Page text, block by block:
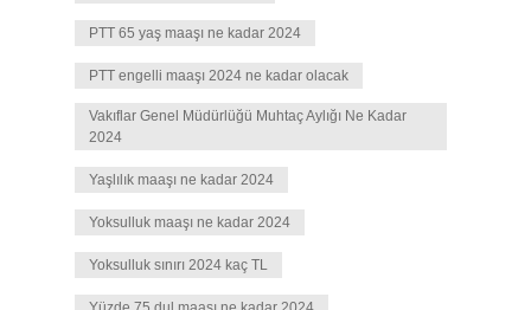
PTT 65 yaş maaşı ne kadar 2024
PTT engelli maaşı 2024 ne kadar olacak
Vakıflar Genel Müdürlüğü Muhtaç Aylığı Ne Kadar
2024
Yaşlılık maaşı ne kadar 2024
Yoksulluk maaşı ne kadar 2024
Yoksulluk sınırı 2024 kaç TL